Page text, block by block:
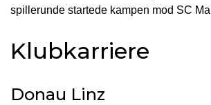
spillerunde startede kampen mod SC
Klubkarriere
Donau Linz